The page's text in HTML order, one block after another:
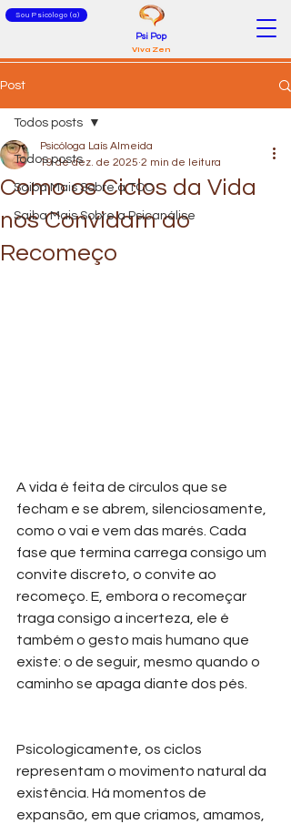
Sou Psicólogo (a)
Psi Pop
Viva Zen
Post
Todos posts
Saiba Mais Sobre a TCC
Saiba Mais Sobre a Psicanálise
Todos posts
Como os Ciclos da Vida
nos Convidam ao
Recomeço
Psicóloga Laís Almeida
19 de dez. de 2025 2 min de leitura
A vida é feita de círculos que se
fecham e se abrem, silenciosamente,
como o vai e vem das marés. Cada
fase que termina carrega consigo um
convite discreto, o convite ao
recomeço. E, embora o recomeçar
traga consigo a incerteza, ele é
também o gesto mais humano que
existe: o de seguir, mesmo quando o
caminho se apaga diante dos pés.
Psicologicamente, os ciclos
representam o movimento natural da
existência. Há momentos de
expansão, em que criamos, amamos,